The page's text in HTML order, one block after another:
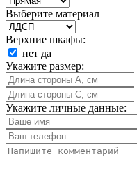
Выберите материал
Верхние шкафы:
нет да
Укажите размер:
Укажите личные данные: